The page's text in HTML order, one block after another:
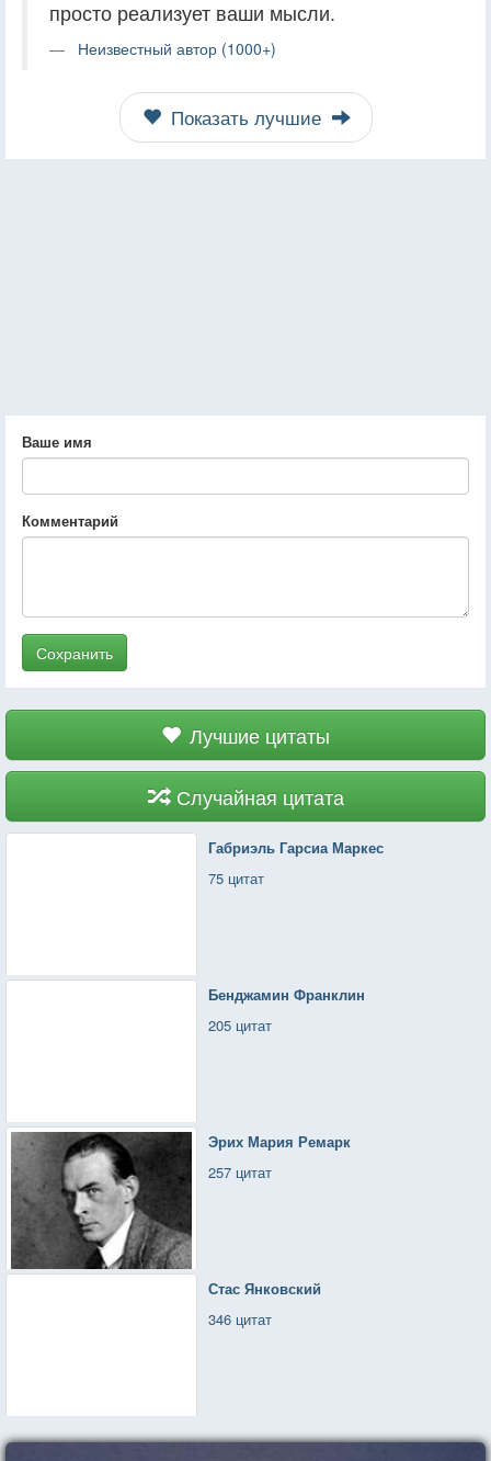
просто реализует ваши мысли.
Неизвестный автор (1000+)
Показать лучшие
Ваше имя
Комментарий
Сохранить
Лучшие цитаты
Случайная цитата
Габриэль Гарсиа Маркес
75 цитат
Бенджамин Франклин
205 цитат
Эрих Мария Ремарк
257 цитат
Стас Янковский
346 цитат